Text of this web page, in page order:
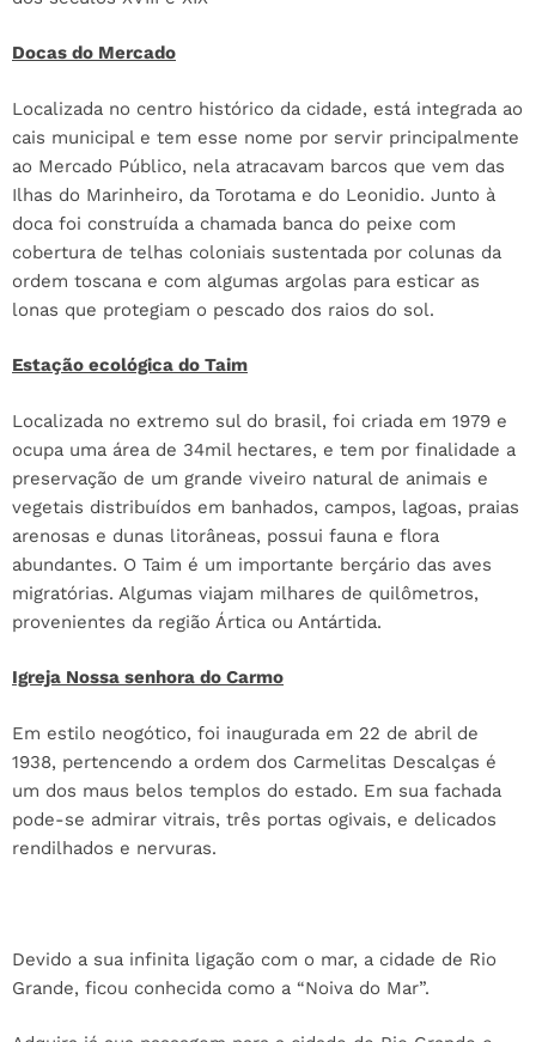
Docas do Mercado
Localizada no centro histórico da cidade, está integrada ao
cais municipal e tem esse nome por servir principalmente
ao Mercado Público, nela atracavam barcos que vem das
Ilhas do Marinheiro, da Torotama e do Leonidio. Junto à
doca foi construída a chamada banca do peixe com
cobertura de telhas coloniais sustentada por colunas da
ordem toscana e com algumas argolas para esticar as
lonas que protegiam o pescado dos raios do sol.
Estação ecológica do Taim
Localizada no extremo sul do brasil, foi criada em 1979 e
ocupa uma área de 34mil hectares, e tem por finalidade a
preservação de um grande viveiro natural de animais e
vegetais distribuídos em banhados, campos, lagoas, praias
arenosas e dunas litorâneas, possui fauna e flora
abundantes. O Taim é um importante berçário das aves
migratórias. Algumas viajam milhares de quilômetros,
provenientes da região Ártica ou Antártida.
Igreja Nossa senhora do Carmo
Em estilo neogótico, foi inaugurada em 22 de abril de
1938, pertencendo a ordem dos Carmelitas Descalças é
um dos maus belos templos do estado. Em sua fachada
pode-se admirar vitrais, três portas ogivais, e delicados
rendilhados e nervuras.
Devido a sua infinita ligação com o mar, a cidade de Rio
Grande, ficou conhecida como a “Noiva do Mar”.